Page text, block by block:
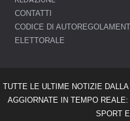
CONTATTI
CODICE DI
ELETTORALE
TUTTE LE ULTIME NOTIZIE
AGGIORNATE IN TEMPO
SPORT